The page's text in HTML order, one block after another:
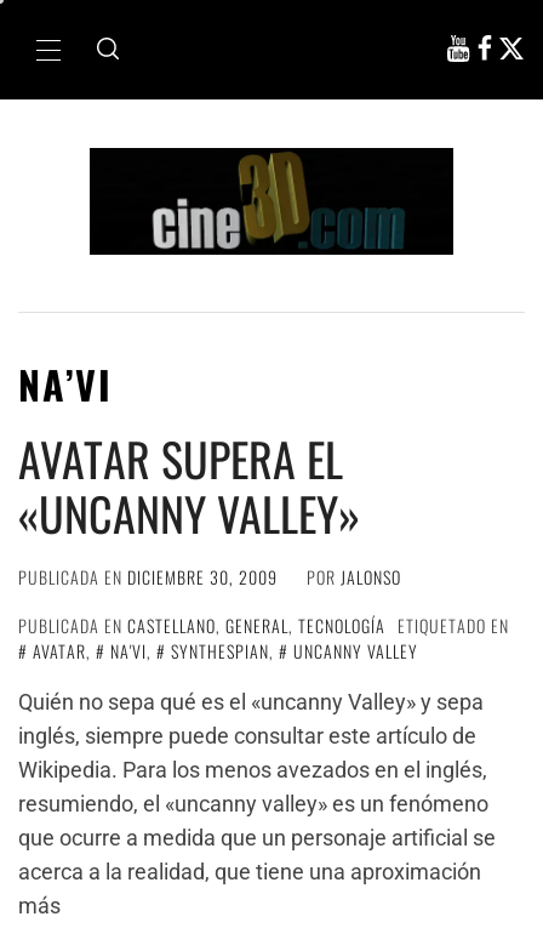
Menú
NA’VI
AVATAR SUPERA EL
«UNCANNY VALLEY»
PUBLICADA EN DICIEMBRE 30, 2009 POR JALONSO
PUBLICADA EN CASTELLANO, GENERAL, TECNOLOGÍA
ETIQUETADO EN
AVATAR, NA'VI, SYNTHESPIAN,
UNCANNY VALLEY
Quién no sepa qué es el «uncanny Valley» y sepa
inglés, siempre puede consultar este artículo de
Wikipedia. Para los menos avezados en el inglés,
resumiendo, el «uncanny valley» es un fenómeno
que ocurre a medida que un personaje artificial se
acerca a la realidad, que tiene una aproximación
más